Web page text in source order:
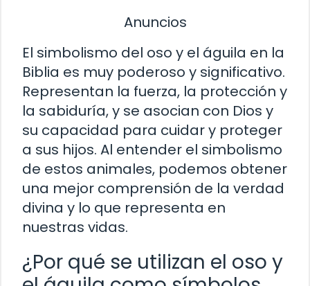
Anuncios
El simbolismo del oso y el águila en la
Biblia es muy poderoso y significativo.
Representan la fuerza, la protección y
la sabiduría, y se asocian con Dios y
su capacidad para cuidar y proteger
a sus hijos. Al entender el simbolismo
de estos animales, podemos obtener
una mejor comprensión de la verdad
divina y lo que representa en
nuestras vidas.
¿Por qué se utilizan el oso y